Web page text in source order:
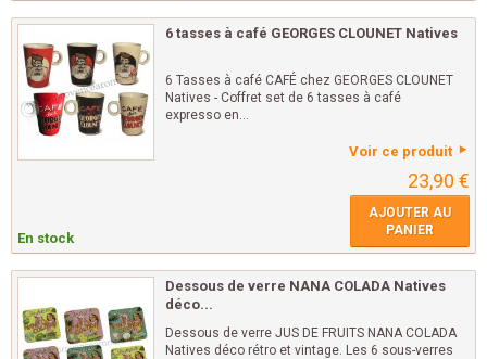
6 tasses à café GEORGES CLOUNET Natives
6 Tasses à café CAFÉ chez GEORGES CLOUNET
Natives - Coffret set de 6 tasses à café
expresso en...
Voir ce produit
23,90 €
En stock
AJOUTER AU
PANIER
Dessous de verre NANA COLADA Natives
déco...
Dessous de verre JUS DE FRUITS NANA COLADA
Natives déco rétro et vintage. Les 6 sous-verres